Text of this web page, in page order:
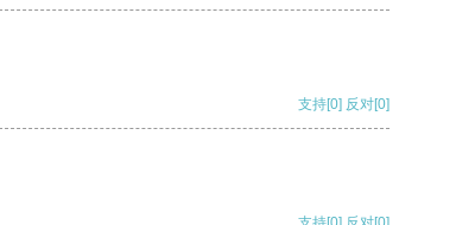
支持[0] 反对[0]